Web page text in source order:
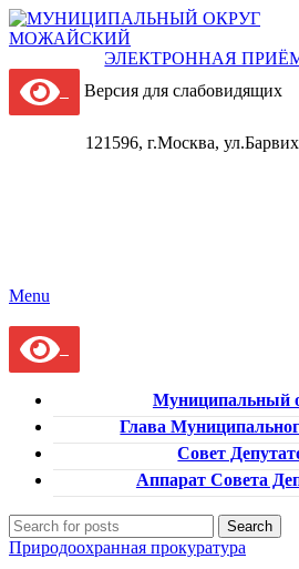
ЭЛЕКТРОННАЯ
Версия для слабовидящих
121596, г.Москва,
Menu
Муниципальный
Глава
Совет
Аппарат Совета
Search
Природоохранная прокуратура